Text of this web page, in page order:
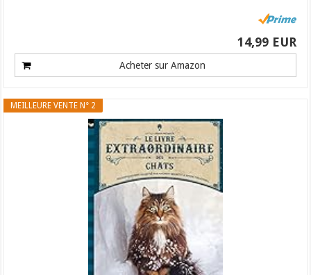
14,99 EUR
Acheter sur Amazon
MEILLEURE VENTE N° 2